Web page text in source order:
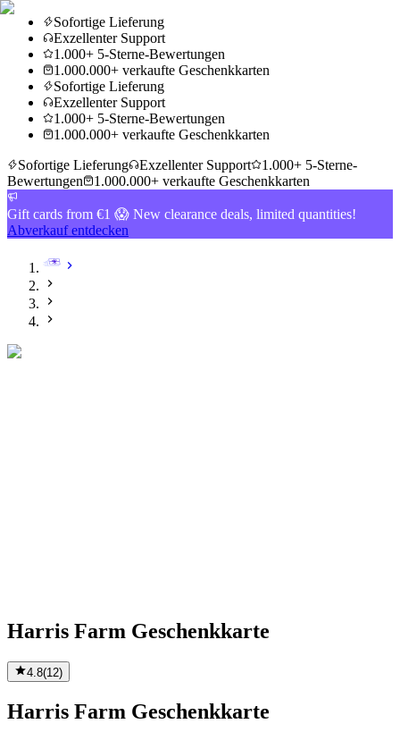
Sofortige Lieferung
Exzellenter Support
1.000+ 5-Sterne-Bewertungen
1.000.000+ verkaufte Geschenkkarten
Sofortige Lieferung
Exzellenter Support
1.000+ 5-Sterne-Bewertungen
1.000.000+ verkaufte Geschenkkarten
Sofortige Lieferung
Exzellenter Support
1.000+ 5-Sterne-
Bewertungen
1.000.000+ verkaufte Geschenkkarten
Gift cards from €1 😱 New clearance deals, limited quantities!
Abverkauf entdecken
Harris Farm Geschenkkarte
4.8(12)
Harris Farm Geschenkkarte